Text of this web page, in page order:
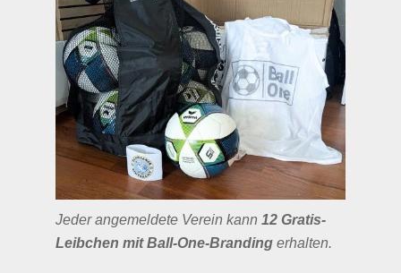
Jeder angemeldete Verein kann 12 Gratis-
Leibchen mit Ball-One-Branding erhalten.